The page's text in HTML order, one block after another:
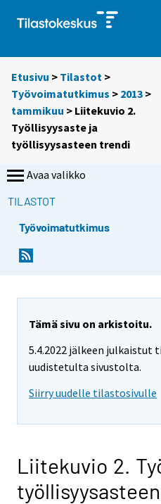
Etusivu > Tilastot >
Työvoimatutkimus > 2013 >
tammikuu > Liitekuvio 2.
Työllisyysaste ja
työllisyysasteen trendi
Avaa valikko
TILASTOT
Työvoimatutkimus
Tämä sivu on arkistoitu.
5.4.2022 jälkeen julkaistut
uudistetulta sivustolta.
Siirry uudelle tilastosivulle
Liitekuvio 2.